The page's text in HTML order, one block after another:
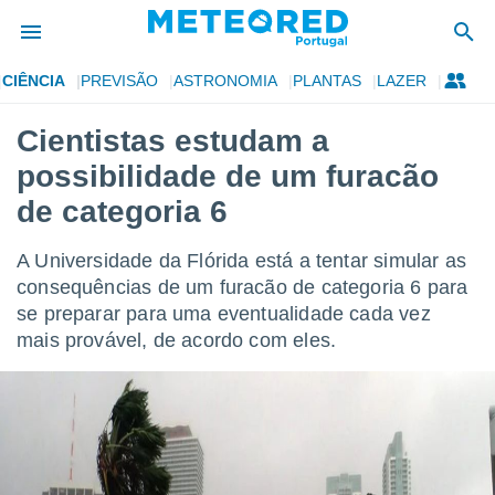
foi
para
fornecidas
das
CIÊNCIA PREVISÃO ASTRONOMIA PLANTAS LAZER
Cientistas estudam a
possibilidade de um furacão
de categoria 6
A Universidade da Flórida está a tentar simular as
consequências de um furacão de categoria 6 para
se preparar para uma eventualidade cada vez
mais provável, de acordo com eles.